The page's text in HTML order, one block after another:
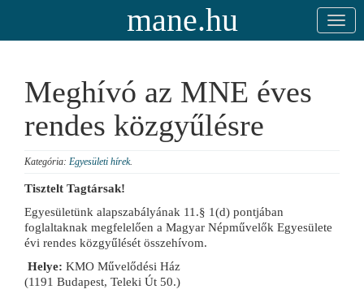
mane.hu
Meghívó az MNE éves
rendes közgyűlésre
Kategória: Egyesületi hírek.
Tisztelt Tagtársak!
Egyesületünk alapszabályának 11.§ 1(d) pontjában
foglaltaknak megfelelően a Magyar Népművelők Egyesülete
évi rendes közgyűlését összehívom.
Helye: KMO Művelődési Ház
(1191 Budapest, Teleki Út 50.)